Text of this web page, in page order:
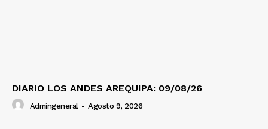
DIARIO LOS ANDES AREQUIPA: 09/08/26
Admingeneral - Agosto 9, 2026